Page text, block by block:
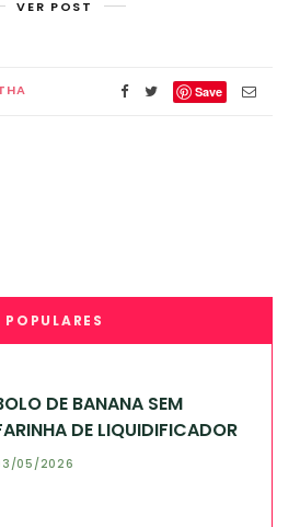
VER POST
Save
POPULARES
DE BANANA SEM
DE LIQUIDIFICADOR
05/2026